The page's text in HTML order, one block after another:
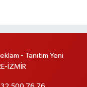
- Tanıtım Yeni
İZMİR